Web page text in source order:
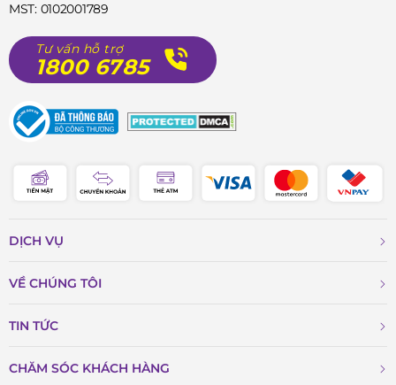
MST: 0102001789
Tư vấn hỗ trợ
1800 6785
DỊCH VỤ
VỀ CHÚNG TÔI
TIN TỨC
CHĂM SÓC KHÁCH HÀNG